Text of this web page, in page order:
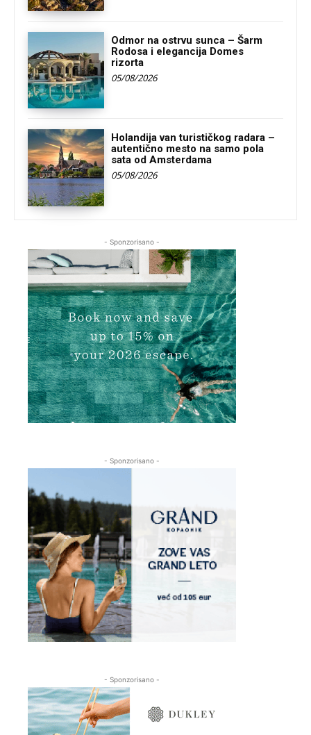
Odmor na ostrvu sunca – Šarm
Rodosa i elegancija Domes
rizorta
05/08/2026
Holandija van turističkog radara –
autentično mesto na samo pola
sata od Amsterdama
05/08/2026
- Sponzorisano -
- Sponzorisano -
- Sponzorisano -